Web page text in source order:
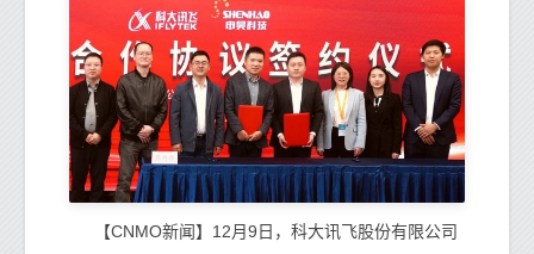
【CNMO新闻】12月9日，科大讯飞股份有限公司